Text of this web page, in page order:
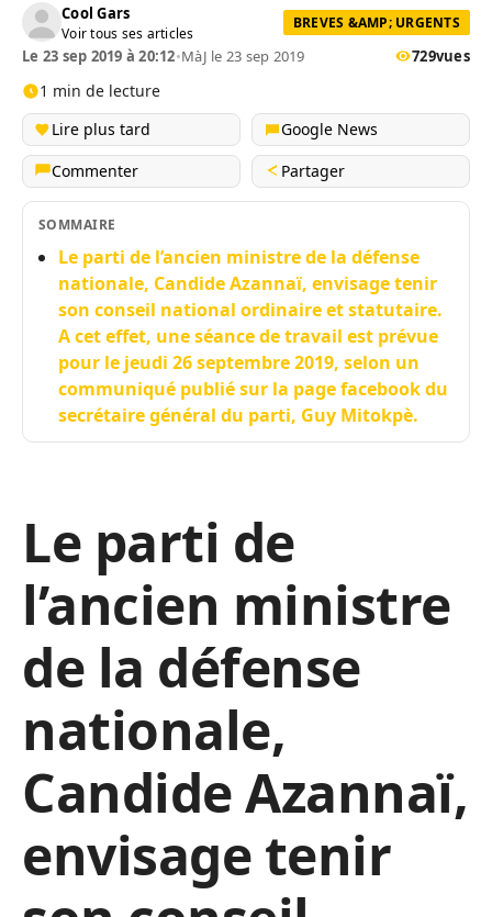
Cool Gars
Voir tous ses articles
BREVES &AMP; URGENTS
Le 23 sep 2019 à 20:12•MàJ le 23 sep 2019 729vues
1 min de lecture
Lire plus tard
Google News
Commenter
Partager
SOMMAIRE
Le parti de l’ancien ministre de la défense
nationale, Candide Azannaï, envisage tenir
son conseil national ordinaire et statutaire.
A cet effet, une séance de travail est prévue
pour le jeudi 26 septembre 2019, selon un
communiqué publié sur la page facebook du
secrétaire général du parti, Guy Mitokpè.
Le parti de
l’ancien ministre
de la défense
nationale,
Candide Azannaï,
envisage tenir